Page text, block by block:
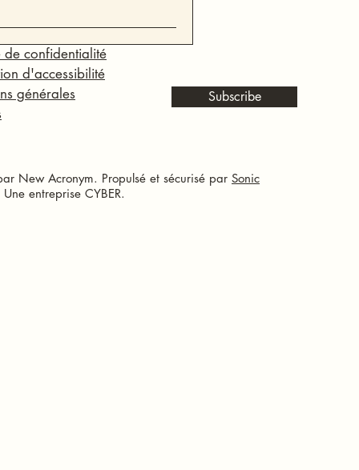
Subscribe
de confidentialité
d'accessibilité
générales
New Acronym. Propulsé et sécurisé par Sonic
entreprise CYBER.